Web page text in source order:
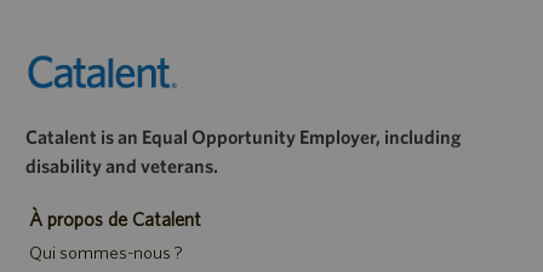
Catalent is an Equal Opportunity Employer, including
disability and veterans.
À propos de Catalent
Qui sommes-nous ?